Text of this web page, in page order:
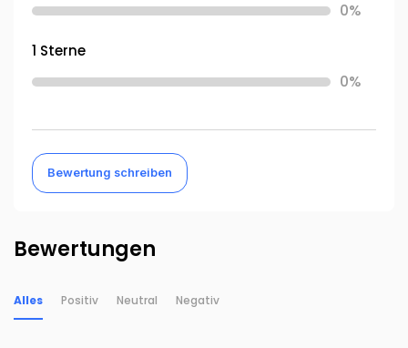
0%
1 Sterne
0%
Bewertung schreiben
Bewertungen
Alles Positiv Neutral Negativ